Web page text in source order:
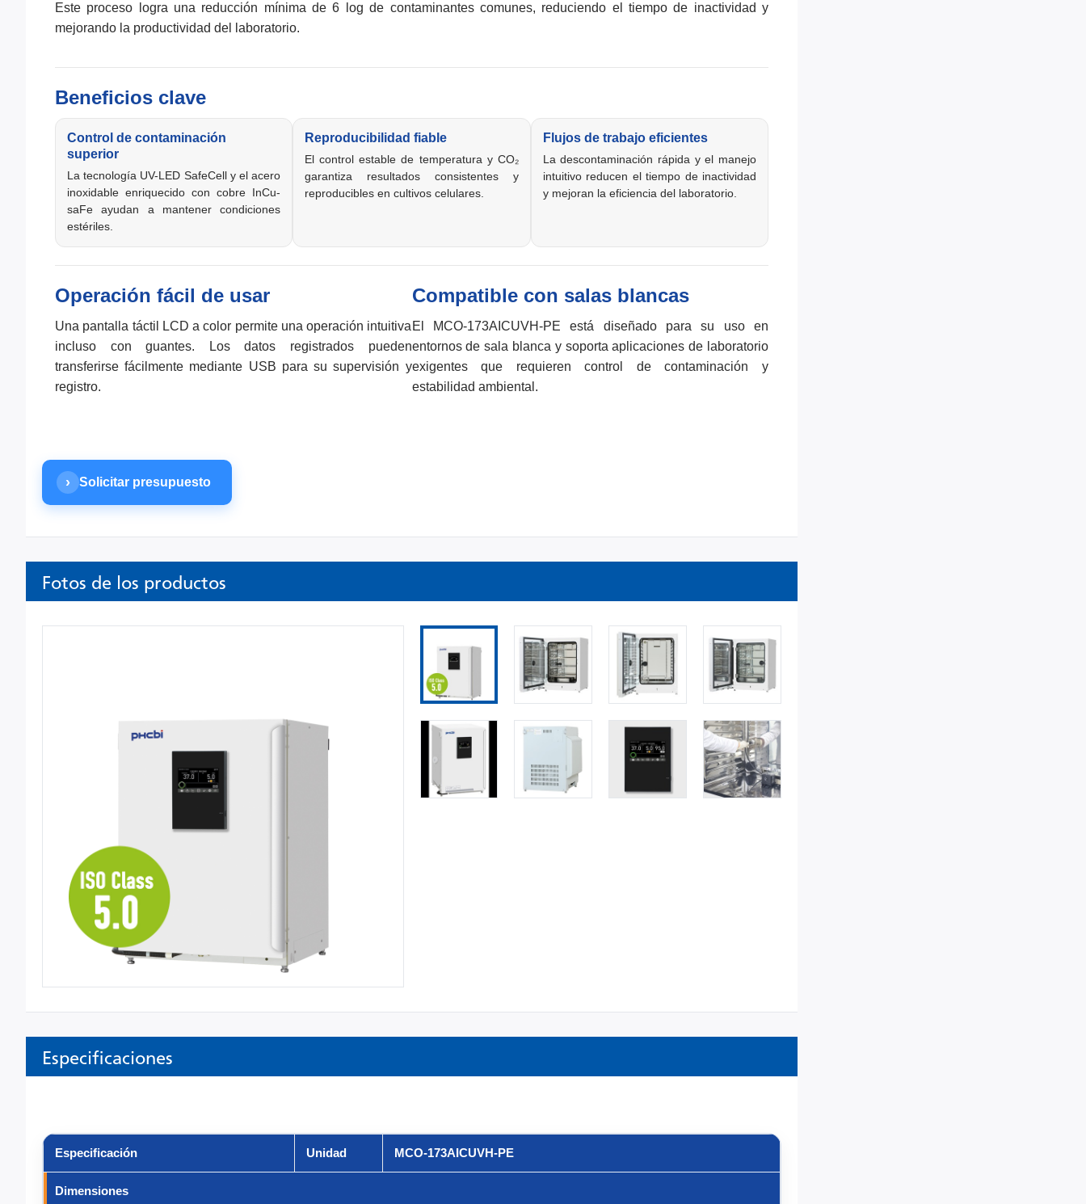
Este proceso logra una reducción mínima de 6 log de contaminantes comunes, reduciendo el tiempo de inactividad y
mejorando la productividad del laboratorio.
Beneficios clave
Control de contaminación
superior
La tecnología UV-LED SafeCell y el acero
inoxidable enriquecido con cobre InCu-
saFe ayudan a mantener condiciones
estériles.
Reproducibilidad fiable
El control estable de temperatura y CO₂
garantiza resultados consistentes y
reproducibles en cultivos celulares.
Flujos de trabajo eficientes
La descontaminación rápida y el manejo
intuitivo reducen el tiempo de inactividad
y mejoran la eficiencia del laboratorio.
Operación fácil de usar
Una pantalla táctil LCD a color permite una operación intuitiva
incluso con guantes. Los datos registrados pueden
transferirse fácilmente mediante USB para su supervisión y
registro.
Compatible con salas blancas
El MCO-173AICUVH-PE está diseñado para su uso en
entornos de sala blanca y soporta aplicaciones de laboratorio
exigentes que requieren control de contaminación y
estabilidad ambiental.
› Solicitar presupuesto
Fotos de los productos
Especificaciones
Especificación Unidad MCO-173AICUVH-PE
Dimensiones